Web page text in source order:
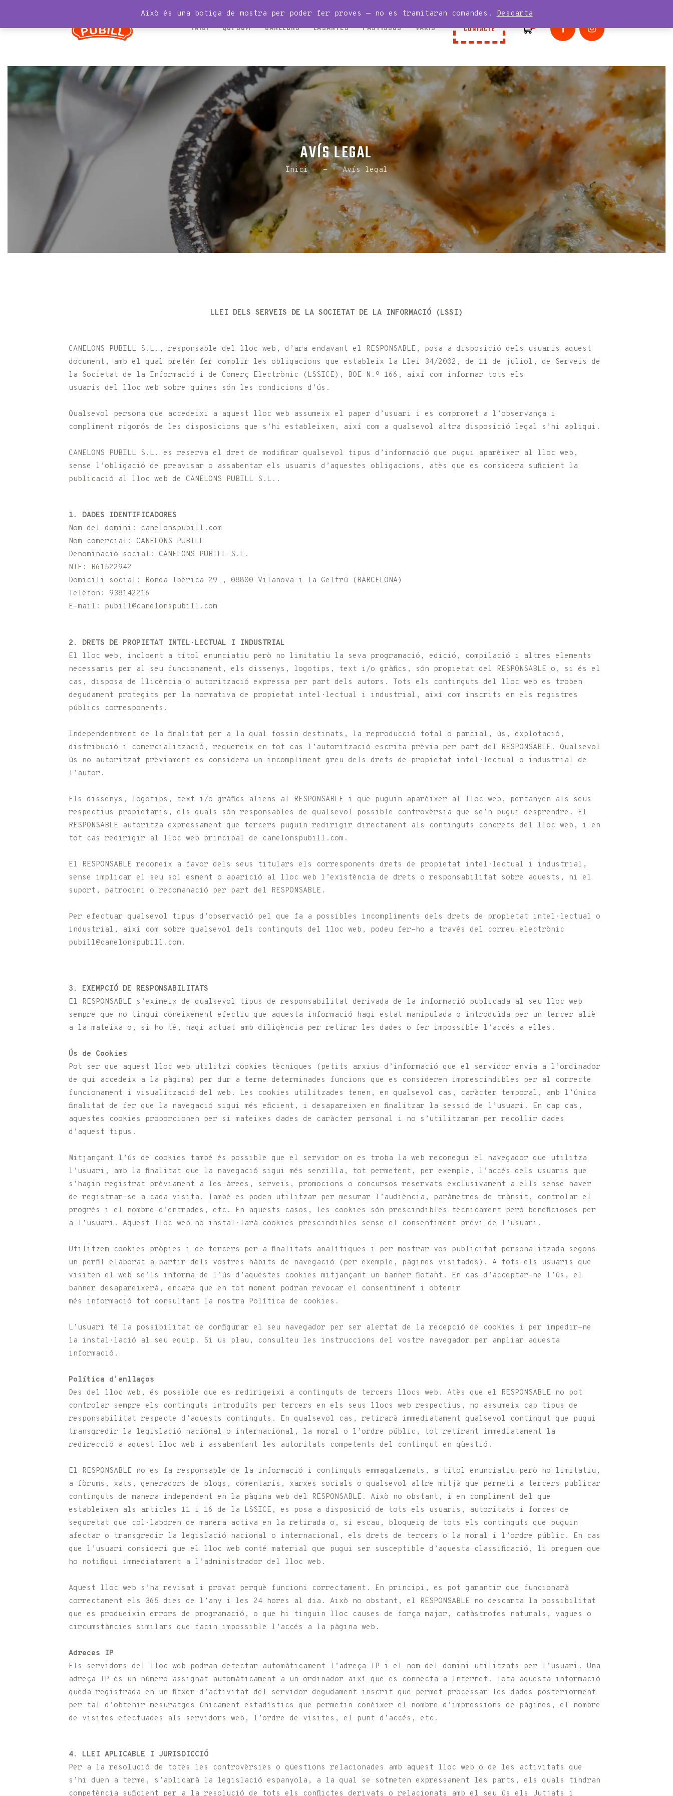
INICI QUI SOM CANELONS LASANYES PASTISSOS VARIS CONTACTE
AVÍS LEGAL
Inici Avís legal
INICI
QUI SOM
LASANYES
PASTISSOS
VARIS
LLEI DELS SERVEIS DE LA SOCIETAT DE LA INFORMACIÓ (LSSI)
CANELONS PUBILL S.L., responsable del lloc web, d’ara endavant el RESPONSABLE, posa a disposició dels usuaris aquest
document, amb el qual pretén fer complir les obligacions que estableix la Llei 34/2002, de 11 de juliol, de Serveis de
la Societat de la Informació i de Comerç Electrònic (LSSICE), BOE N.º 166, així com informar tots els
usuaris del lloc web sobre quines són les condicions d’ús.
Qualsevol persona que accedeixi a aquest lloc web assumeix el paper d’usuari i es compromet a l’observança i
compliment rigorós de les disposicions que s’hi estableixen, així com a qualsevol altra disposició legal s’hi apliqui.
CANELONS PUBILL S.L. es reserva el dret de modificar qualsevol tipus d’informació que pugui aparèixer al lloc web,
sense l’obligació de preavisar o assabentar els usuaris d’aquestes obligacions, atès que es considera suficient la
publicació al lloc web de CANELONS PUBILL S.L..
1. DADES IDENTIFICADORES
Nom del domini: canelonspubill.com
Nom comercial: CANELONS PUBILL
Denominació social: CANELONS PUBILL S.L.
NIF: B61522942
Domicili social: Ronda Ibèrica 29 , 08800 Vilanova i la Geltrú (BARCELONA)
Telèfon: 938142216
E-mail: pubill@canelonspubill.com
2. DRETS DE PROPIETAT INTEL·LECTUAL I INDUSTRIAL
El lloc web, incloent a títol enunciatiu però no limitatiu la seva programació, edició, compilació i altres elements
necessaris per al seu funcionament, els dissenys, logotips, text i/o gràfics, són propietat del RESPONSABLE o, si és el
cas, disposa de llicència o autorització expressa per part dels autors. Tots els continguts del lloc web es troben
degudament protegits per la normativa de propietat intel·lectual i industrial, així com inscrits en els registres
públics corresponents.
Independentment de la finalitat per a la qual fossin destinats, la reproducció total o parcial, ús, explotació,
distribució i comercialització, requereix en tot cas l’autorització escrita prèvia per part del RESPONSABLE. Qualsevol
ús no autoritzat prèviament es considera un incompliment greu dels drets de propietat intel·lectual o industrial de
l’autor.
Els dissenys, logotips, text i/o gràfics aliens al RESPONSABLE i que puguin aparèixer al lloc web, pertanyen als seus
respectius propietaris, els quals són responsables de qualsevol possible controvèrsia que se’n pugui desprendre. El
RESPONSABLE autoritza expressament que tercers puguin redirigir directament als continguts concrets del lloc web, i en
tot cas redirigir al lloc web principal de canelonspubill.com.
El RESPONSABLE reconeix a favor dels seus titulars els corresponents drets de propietat intel·lectual i industrial,
sense implicar el seu sol esment o aparició al lloc web l’existència de drets o responsabilitat sobre aquests, ni el
suport, patrocini o recomanació per part del RESPONSABLE.
Per efectuar qualsevol tipus d’observació pel que fa a possibles incompliments dels drets de propietat intel·lectual o
industrial, així com sobre qualsevol dels continguts del lloc web, podeu fer-ho a través del correu electrònic
pubill@canelonspubill.com.
3. EXEMPCIÓ DE RESPONSABILITATS
El RESPONSABLE s’eximeix de qualsevol tipus de responsabilitat derivada de la informació publicada al seu lloc web
sempre que no tingui coneixement efectiu que aquesta informació hagi estat manipulada o introduïda per un tercer aliè
a la mateixa o, si ho té, hagi actuat amb diligència per retirar les dades o fer impossible l’accés a elles.
Ús de Cookies
Pot ser que aquest lloc web utilitzi cookies tècniques (petits arxius d’informació que el servidor envia a l’ordinador
de qui accedeix a la pàgina) per dur a terme determinades funcions que es consideren imprescindibles per al correcte
funcionament i visualització del web. Les cookies utilitzades tenen, en qualsevol cas, caràcter temporal, amb l’única
finalitat de fer que la navegació sigui més eficient, i desapareixen en finalitzar la sessió de l’usuari. En cap cas,
aquestes cookies proporcionen per si mateixes dades de caràcter personal i no s’utilitzaran per recollir dades
d’aquest tipus.
Mitjançant l’ús de cookies també és possible que el servidor on es troba la web reconegui el navegador que utilitza
l’usuari, amb la finalitat que la navegació sigui més senzilla, tot permetent, per exemple, l’accés dels usuaris que
s’hagin registrat prèviament a les àrees, serveis, promocions o concursos reservats exclusivament a ells sense haver
de registrar-se a cada visita. També es poden utilitzar per mesurar l’audiència, paràmetres de trànsit, controlar el
progrés i el nombre d’entrades, etc. En aquests casos, les cookies són prescindibles tècnicament però beneficioses per
a l’usuari. Aquest lloc web no instal·larà cookies prescindibles sense el consentiment previ de l’usuari.
Utilitzem cookies pròpies i de tercers per a finalitats analítiques i per mostrar-vos publicitat personalitzada segons
un perfil elaborat a partir dels vostres hàbits de navegació (per exemple, pàgines visitades). A tots els usuaris que
visiten el web se’ls informa de l’ús d’aquestes cookies mitjançant un banner flotant. En cas d’acceptar-ne l’ús, el
banner desapareixerà, encara que en tot moment podran revocar el consentiment i obtenir
més informació tot consultant la nostra Política de cookies.
L’usuari té la possibilitat de configurar el seu navegador per ser alertat de la recepció de cookies i per impedir-ne
la instal·lació al seu equip. Si us plau, consulteu les instruccions del vostre navegador per ampliar aquesta
informació.
Política d’enllaços
Des del lloc web, és possible que es redirigeixi a continguts de tercers llocs web. Atès que el RESPONSABLE no pot
controlar sempre els continguts introduïts per tercers en els seus llocs web respectius, no assumeix cap tipus de
responsabilitat respecte d’aquests continguts. En qualsevol cas, retirarà immediatament qualsevol contingut que pugui
transgredir la legislació nacional o internacional, la moral o l’ordre públic, tot retirant immediatament la
redirecció a aquest lloc web i assabentant les autoritats competents del contingut en qüestió.
El RESPONSABLE no es fa responsable de la informació i continguts emmagatzemats, a títol enunciatiu però no limitatiu,
a fòrums, xats, generadors de blogs, comentaris, xarxes socials o qualsevol altre mitjà que permeti a tercers publicar
continguts de manera independent en la pàgina web del RESPONSABLE. Això no obstant, i en compliment del que
estableixen als articles 11 i 16 de la LSSICE, es posa a disposició de tots els usuaris, autoritats i forces de
seguretat que col·laboren de manera activa en la retirada o, si escau, bloqueig de tots els continguts que puguin
afectar o transgredir la legislació nacional o internacional, els drets de tercers o la moral i l’ordre públic. En cas
que l’usuari consideri que el lloc web conté material que pugui ser susceptible d’aquesta classificació, li preguem que
ho notifiqui immediatament a l’administrador del lloc web.
Aquest lloc web s’ha revisat i provat perquè funcioni correctament. En principi, es pot garantir que funcionarà
correctament els 365 dies de l’any i les 24 hores al dia. Això no obstant, el RESPONSABLE no descarta la possibilitat
que es produeixin errors de programació, o que hi tinguin lloc causes de força major, catàstrofes naturals, vagues o
circumstàncies similars que facin impossible l’accés a la pàgina web.
Adreces IP
Els servidors del lloc web podran detectar automàticament l’adreça IP i el nom del domini utilitzats per l’usuari. Una
adreça IP és un número assignat automàticament a un ordinador així que es connecta a Internet. Tota aquesta informació
queda registrada en un fitxer d’activitat del servidor degudament inscrit que permet processar les dades posteriorment
per tal d’obtenir mesuratges únicament estadístics que permetin conèixer el nombre d’impressions de pàgines, el nombre
de visites efectuades als servidors web, l’ordre de visites, el punt d’accés, etc.
4. LLEI APLICABLE I JURISDICCIÓ
Per a la resolució de totes les controvèrsies o qüestions relacionades amb aquest lloc web o de les activitats que
s’hi duen a terme, s’aplicarà la legislació espanyola, a la qual se sotmeten expressament les parts, els quals tindran
competència suficient per a la resolució de tots els conflictes derivats o relacionats amb el seu ús els Jutjats i
Això és una botiga de mostra per poder fer proves — no es tramitaran comandes.Descarta